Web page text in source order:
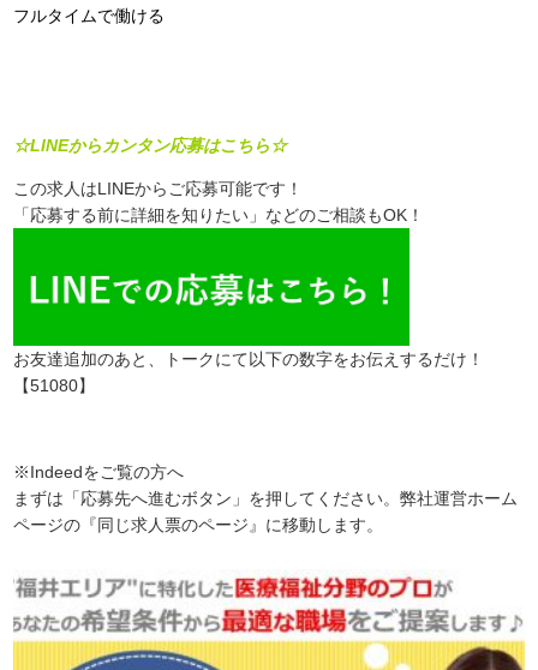
フルタイムで働ける
☆LINEからカンタン応募はこちら☆
この求人はLINEからご応募可能です！
「応募する前に詳細を知りたい」などのご相談もOK！
お友達追加のあと、トークにて以下の数字をお伝えするだけ！
【51080】
※Indeedをご覧の方へ
まずは「応募先へ進むボタン」を押してください。弊社運営ホーム
ページの『同じ求人票のページ』に移動します。